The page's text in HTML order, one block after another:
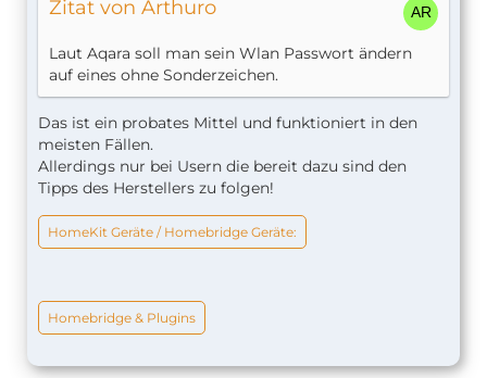
Zitat von Arthuro
Laut Aqara soll man sein Wlan Passwort ändern
auf eines ohne Sonderzeichen.
Das ist ein probates Mittel und funktioniert in den
meisten Fällen.
Allerdings nur bei Usern die bereit dazu sind den
Tipps des Herstellers zu folgen!
HomeKit Geräte / Homebridge Geräte:
Homebridge & Plugins